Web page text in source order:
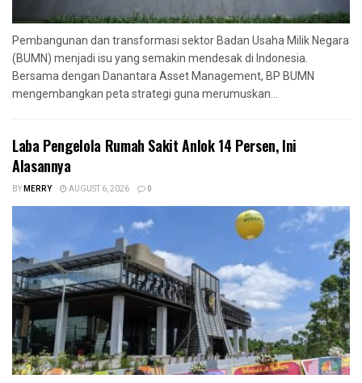
Pembangunan dan transformasi sektor Badan Usaha Milik Negara
(BUMN) menjadi isu yang semakin mendesak di Indonesia.
Bersama dengan Danantara Asset Management, BP BUMN
mengembangkan peta strategi guna merumuskan...
Laba Pengelola Rumah Sakit Anlok 14 Persen, Ini
Alasannya
BYMERRY AUGUST 6, 2026 0